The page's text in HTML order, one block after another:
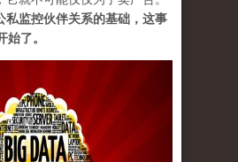
私监控伙伴关系的基础，这事
始了。